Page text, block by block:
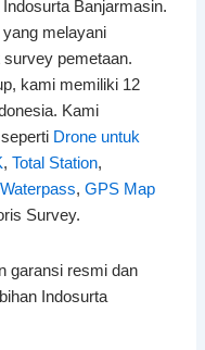
Banjarmasin.
melayani
pemetaan.
kami memiliki 12
Kami
Drone untuk
,Total Station,
,GPS Map
Survey.
garansi resmi dan
Indosurta